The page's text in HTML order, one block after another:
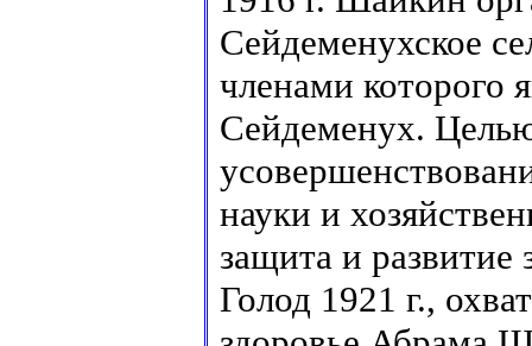
Сейдеменухское
членами которого
Сейдеменух.
науки и
защита и
Голод 1921 г.,